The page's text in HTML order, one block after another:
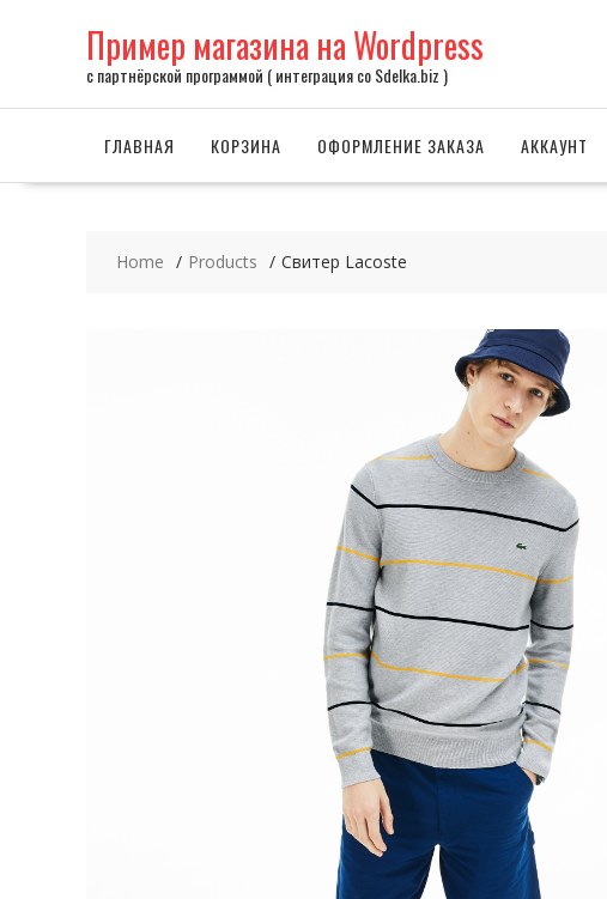
Пример магазина на Wordpress
с партнёрской программой ( интеграция со Sdelka.biz )
ГЛАВНАЯ КОРЗИНА ОФОРМЛЕНИЕ ЗАКАЗА АККАУНТ
Home Products Свитер Lacoste